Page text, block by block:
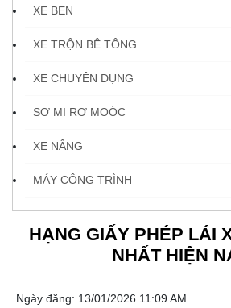
XE BEN
XE TRỘN BÊ TÔNG
XE CHUYÊN DỤNG
SƠ MI RƠ MOÓC
XE NÂNG
MÁY CÔNG TRÌNH
HẠNG GIẤY PHÉP LÁI
NHẤT HIỆN
Ngày đăng: 13/01/2026 11:09 AM